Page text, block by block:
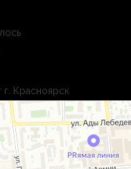
г. Красноярск